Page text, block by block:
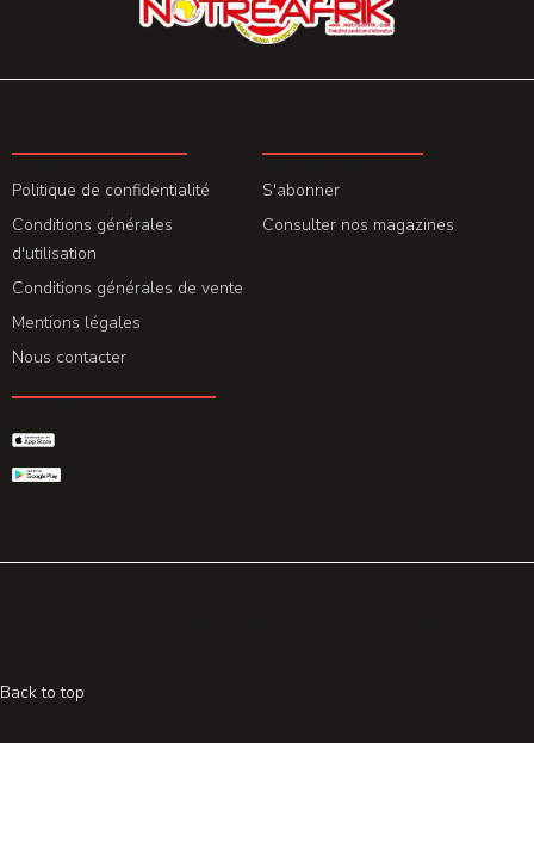
Politique de confidentialité
Conditions générales
d'utilisation
Conditions générales de vente
Mentions légales
Nous contacter
S'abonner
Consulter nos magazines
Back to top